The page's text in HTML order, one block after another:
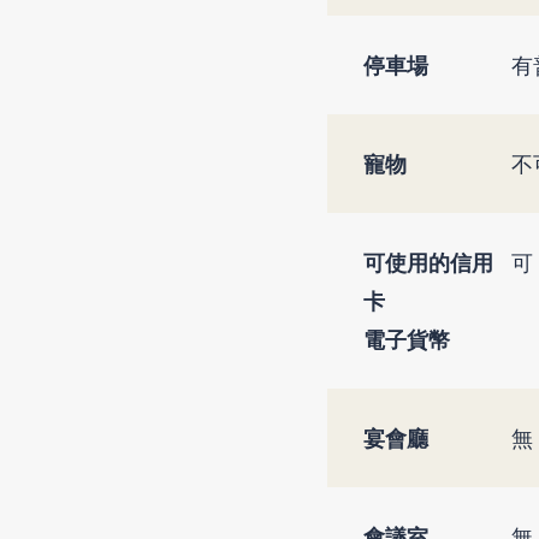
停車場 有
寵物 不
可使用的信用
卡
電子貨幣
可
宴會廳 無